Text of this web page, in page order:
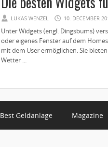
LUKAS WENZEL 10. DECEMBER
Unter Widgets (engl. Dingsbums)
oder eigenes Fenster auf dem
mit dem User ermöglichen. Sie
Wetter ...
Best Geldanlage Magazine